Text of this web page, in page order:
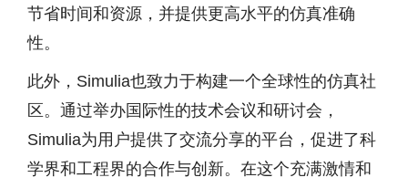
节省时间和资源，并提供更高水平的仿真准确
性。
此外，Simulia也致力于构建一个全球性的仿真社
区。通过举办国际性的技术会议和研讨会，
Simulia为用户提供了交流分享的平台，促进了科
学界和工程界的合作与创新。在这个充满激情和